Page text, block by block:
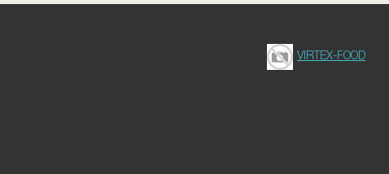
VIRTEX-FOOD